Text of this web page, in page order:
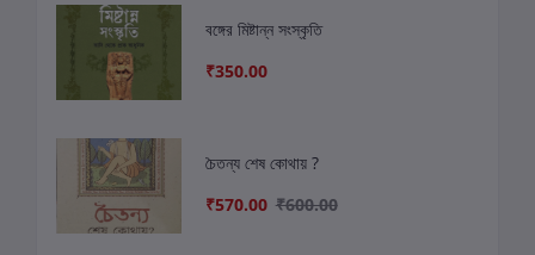
বঙ্গের মিষ্টান্ন সংস্কৃতি
₹350.00
চৈতন্য শেষ কোথায় ?
₹570.00 ₹600.00